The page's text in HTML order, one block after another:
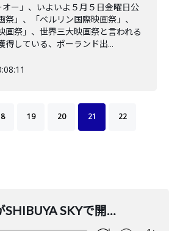
ー」、いよいよ５月５日金曜日公
」、「ベルリン国際映画祭」、
画祭」、世界三大映画祭と言われる
得している、ポーランド出...
19 20 21 22
中﨑透の企画展がSHIBUYA SKYで開催！アーティストでライターの中島晴矢さんと深掘り！2024/1/23 #162